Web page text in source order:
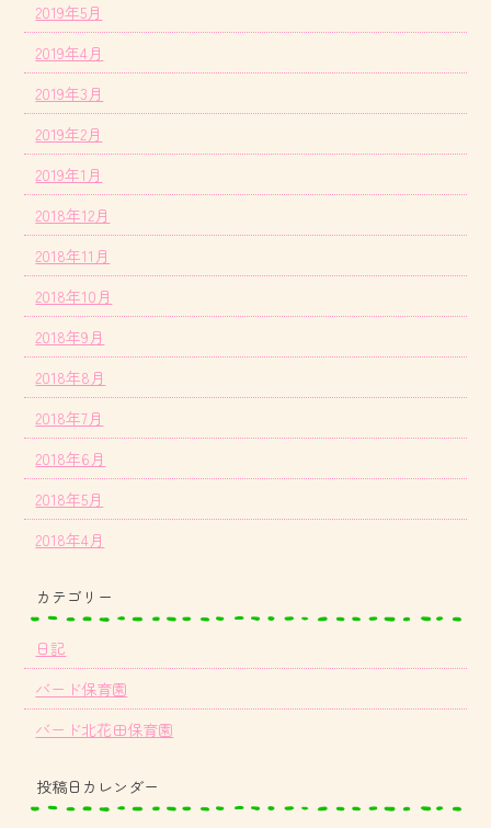
2019年5月
2019年4月
2019年3月
2019年2月
2019年1月
2018年12月
2018年11月
2018年10月
2018年9月
2018年8月
2018年7月
2018年6月
2018年5月
2018年4月
カテゴリー
日記
バード保育園
バード北花田保育園
投稿日カレンダー